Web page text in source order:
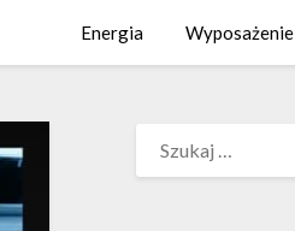
Energia Wyposażenie